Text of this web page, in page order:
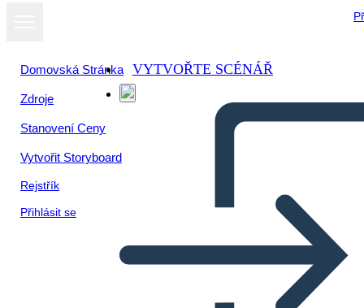
Domovská Stránka
Zdroje
Stanovení Ceny
Vytvořit Storyboard
Rejstřík
Přihlásit se
VYTVOŘTE SCÉNÁŘ
Zobrazit jako
prezentaci